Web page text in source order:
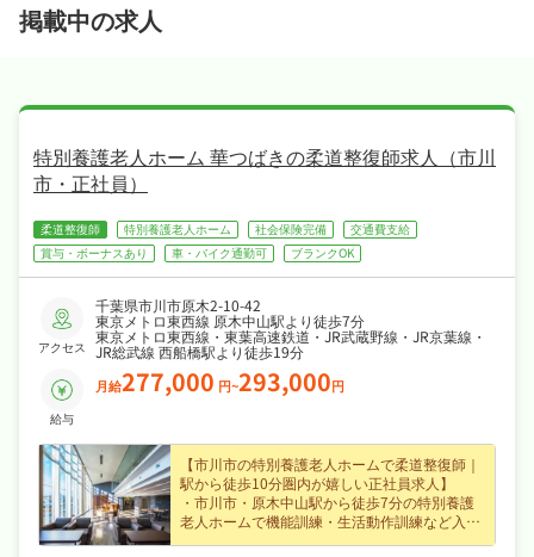
掲載中の求人
特別養護老人ホーム 華つばきの柔道整復師求人（市川
市・正社員）
柔道整復師 特別養護老人ホーム 社会保険完備
交通費支給
賞与・ボーナスあり
車・バイク通勤可 ブランクOK
アクセス
千葉県市川市原木2-10-42
東京メトロ東西線 原木中山駅より徒歩7分
東京メトロ東西線・東葉高速鉄道・JR武蔵野線・JR京葉線・
JR総武線 西船橋駅より徒歩19分
給与
月給277,000 円~293,000円
【市川市の特別養護老人ホームで柔道整復師｜
駅から徒歩10分圏内が嬉しい正社員求人】
・市川市・原木中山駅から徒歩7分の特別養護
老人ホームで機能訓練・生活動作訓練など入居